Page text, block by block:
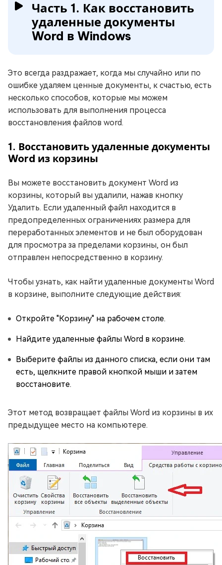
Часть 1. Как восстановить
удаленные документы
Word в Windows
Это всегда раздражает, когда мы случайно или по
ошибке удаляем ценные документы, к счастью, есть
несколько способов, которые мы можем
использовать для выполнения процесса
восстановления файлов word.
1. Восстановить удаленные документы
Word из корзины
Вы можете восстановить документ Word из
корзины, который вы удалили, нажав кнопку
Удалить. Если удаленный файл находится в
предопределенных ограничениях размера для
переработанных элементов и не был оборудован
для просмотра за пределами корзины, он был
отправлен непосредственно в корзину.
Чтобы узнать, как найти удаленные документы Word
в корзине, выполните следующие действия:
Откройте "Корзину" на рабочем столе.
Найдите удаленные файлы Word в корзине.
Выберите файлы из данного списка, если они там
есть, щелкните правой кнопкой мыши и затем
восстановите.
Этот метод возвращает файлы Word из корзины в их
предыдущее место на компьютере.